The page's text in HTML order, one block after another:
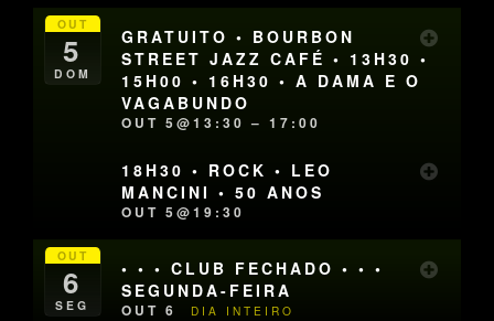
OUT
5
DOM
GRATUITO • BOURBON
STREET JAZZ CAFÉ • 13H30 •
15H00 • 16H30 • A DAMA E O
VAGABUNDO
OUT 5@13:30 – 17:00
18H30 • ROCK • LEO
MANCINI • 50 ANOS
OUT 5@19:30
OUT
6
SEG
• • • CLUB FECHADO • • •
SEGUNDA-FEIRA
OUT 6 DIA INTEIRO